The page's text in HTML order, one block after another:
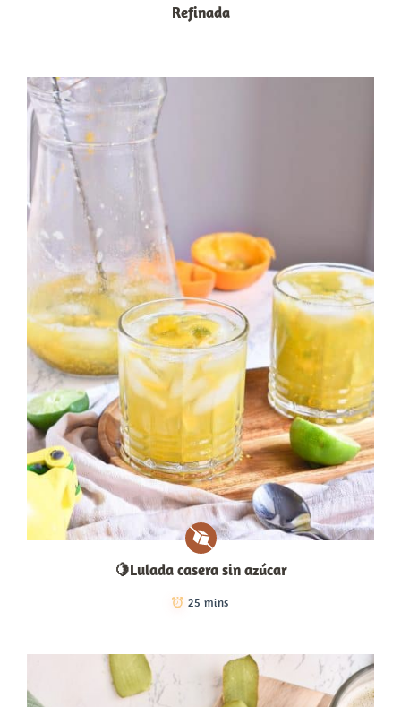
Refinada
🍋Lulada casera sin azúcar
25 mins